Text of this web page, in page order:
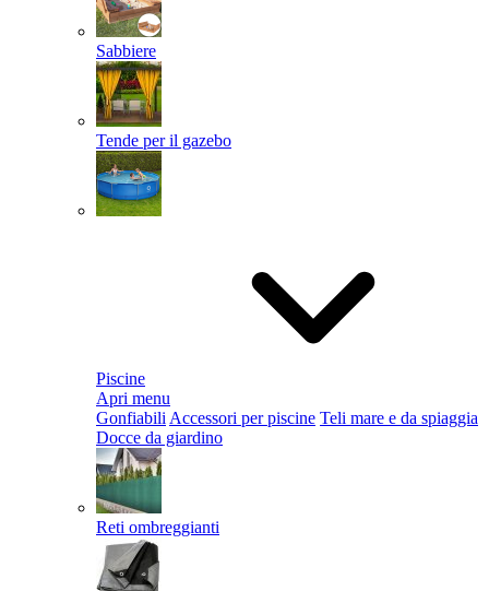
Sabbiere
Tende per il gazebo
Piscine
Apri menu
Gonfiabili Accessori per piscine Teli mare e da spiaggia
Docce da giardino
Reti ombreggianti